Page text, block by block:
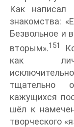
Как
знакомства:
Безвольное и
вторым».151
как
тщательно
кажущихся
шёл к
творческого